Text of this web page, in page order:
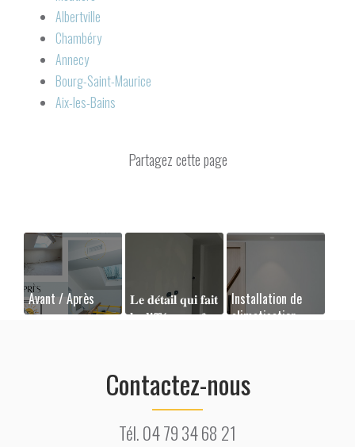
Albertville
Chambéry
Annecy
Bourg-Saint-Maurice
Aix-les-Bains
Avant / Après
𝐋𝐞 𝐝𝐞́𝐭𝐚𝐢𝐥 𝐪𝐮𝐢 𝐟𝐚𝐢𝐭
𝐥𝐚 𝐝𝐢𝐟𝐟𝐞́𝐫𝐞𝐧𝐜𝐞 ❄️
Installation de
climatisation
Contactez-nous
Tél.04 79 34 68 21